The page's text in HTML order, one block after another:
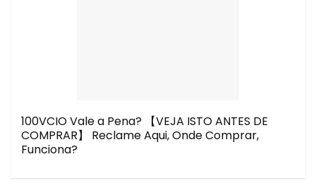
100VCIO Vale a Pena? 【VEJA ISTO ANTES DE
COMPRAR】 Reclame Aqui, Onde Comprar,
Funciona?